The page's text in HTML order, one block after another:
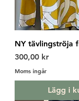
NY tävlingströja
Pris
300,00 kr
Moms ingår
Lägg i